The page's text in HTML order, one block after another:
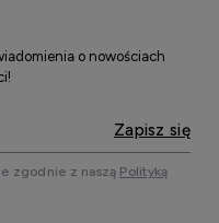
o nowościach
Zapisz się
zgodnie z naszą Polityką